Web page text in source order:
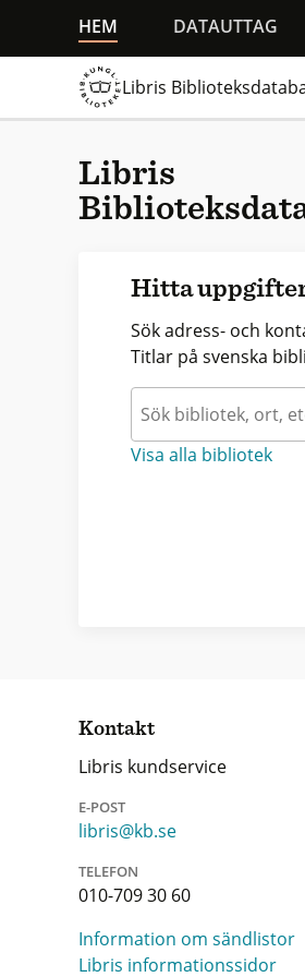
HEM DATAUTTAG
Libris
Libris
Hitta
Sök adress- och
Titlar på svenska
Visa alla bibliotek
Kontakt
Libris kundservice
E-POST
libris@kb.se
TELEFON
010-709 30 60
Information om sändlistor
Libris informationssidor